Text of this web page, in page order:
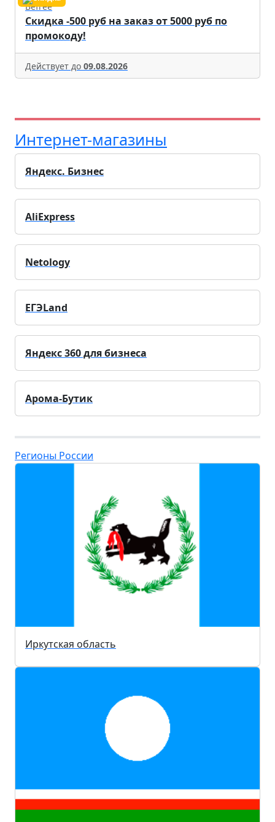
Befree
Скидка -500 руб на заказ от 5000 руб по
промокоду!
Действует до 09.08.2026
Интернет-магазины
Яндекс. Бизнес
AliExpress
Netology
ЕГЭLand
Яндекс 360 для бизнеса
Арома-Бутик
Регионы России
Иркутская область